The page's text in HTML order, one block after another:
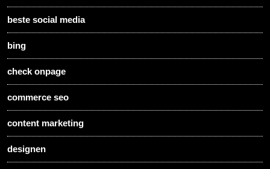
beste social media
bing
check onpage
commerce seo
content marketing
designen